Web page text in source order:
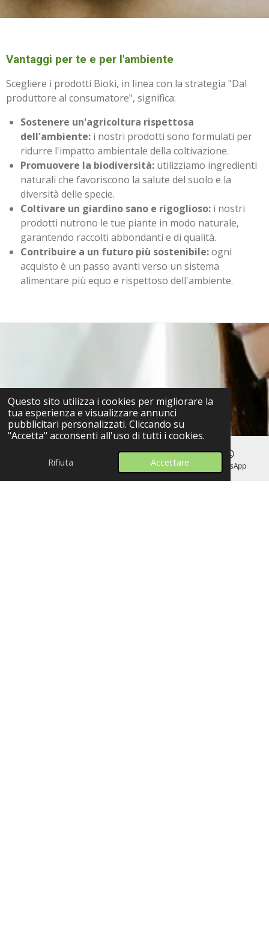
Questo sito utilizza i cookies per migliorare la
tua esperienza e visualizzare annunci
pubblicitari personalizzati. Cliccando su
"Accetta" acconsenti all'uso di tutti i cookies.
Rifiuta Accettare
Vantaggi per te e per l'ambiente
Scegliere i prodotti Bioki, in linea con la strategia "Dal
produttore al consumatore", significa:
Sostenere un'agricoltura rispettosa
dell'ambiente: i nostri prodotti sono formulati per
ridurre l'impatto ambientale della coltivazione.
Promuovere la biodiversità: utilizziamo ingredienti
naturali che favoriscono la salute del suolo e la
diversità delle specie.
Coltivare un giardino sano e rigoglioso: i nostri
prodotti nutrono le tue piante in modo naturale,
garantendo raccolti abbondanti e di qualità.
Contribuire a un futuro più sostenibile:ogni
acquisto è un passo avanti verso un sistema
alimentare più equo e rispettoso dell'ambiente.
Mappa WhatsApp